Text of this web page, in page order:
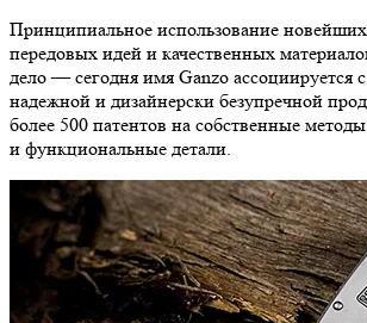
Принципиальное использование
передовых идей и качественных
дело — сегодня имя Ganzo ассоциируется
надежной и дизайнерски безупречной
более 500 патентов на собственные
и функциональные детали.